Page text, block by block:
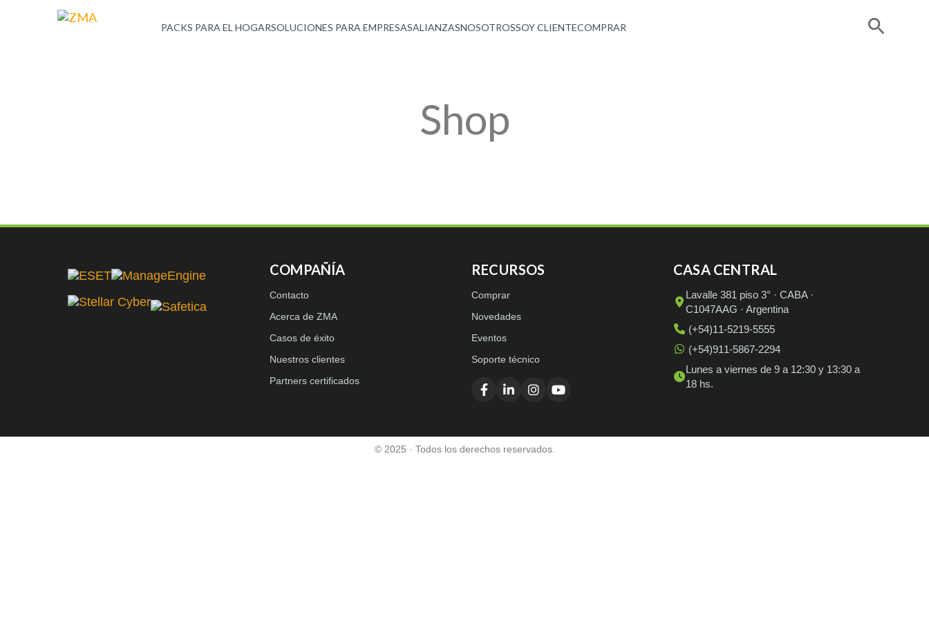
PACKS PARA EL HOGARSOLUCIONES PARA EMPRESASALIANZASNOSOTROSSOY CLIENTECOMPRAR
Shop
COMPAÑÍA
Contacto
Acerca de ZMA
Casos de éxito
Nuestros clientes
Partners certificados
RECURSOS
Comprar
Novedades
Eventos
Soporte técnico
CASA CENTRAL
Lavalle 381 piso 3° · CABA ·
C1047AAG · Argentina
(+54)11-5219-5555
(+54)911-5867-2294
Lunes a viernes de 9 a 12:30 y 13:30 a
18 hs.
© 2025 · Todos los derechos reservados.